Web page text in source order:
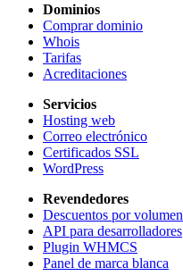
Dominios
Comprar dominio
Whois
Tarifas
Acreditaciones
Servicios
Hosting web
Correo electrónico
Certificados SSL
WordPress
Revendedores
Descuentos por volumen
API para desarrolladores
Plugin WHMCS
Panel de marca blanca